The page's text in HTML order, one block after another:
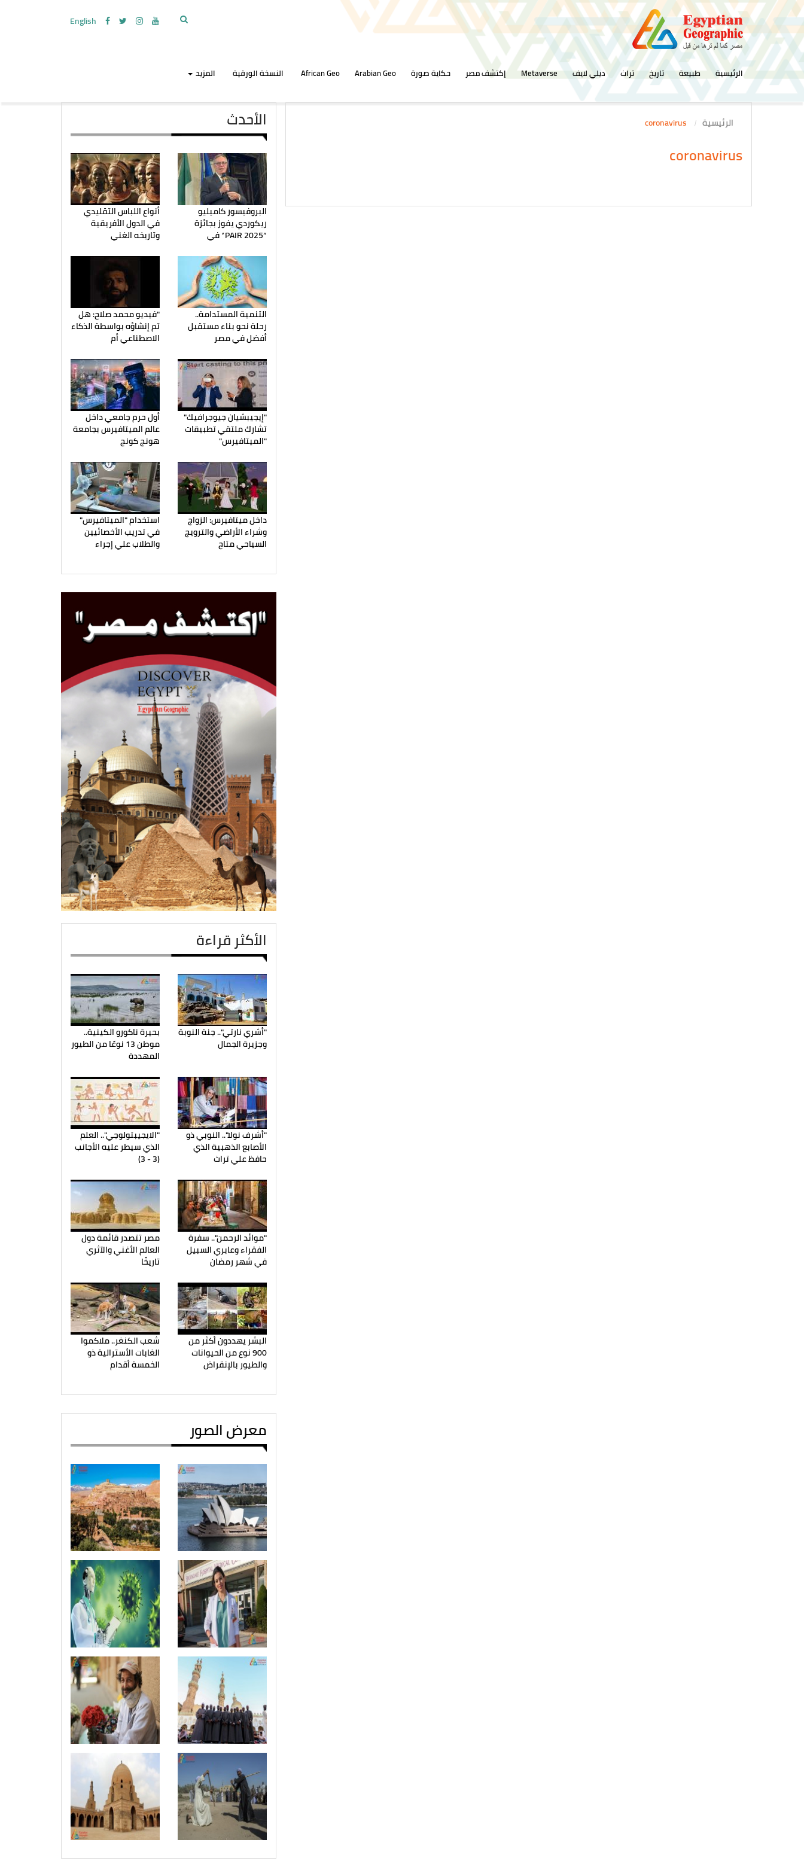
English
الرئيسية طبيعة تاريخ تراث ديلي لايف Metaverse إكتشف مصر حكاية صورة Arabian Geo
African Geo النسخة الورقية المزيد
الرئيسية
coronavirus
الأحدث
البروفيسور كاميليو
ريكوردي يفوز بجائزة
“PAIR 2025” في
أنواع اللباس التقليدي
في الدول الأفريقية
وتاريخه الغني
التنمية المستدامة..
رحلة نحو بناء مستقبل
أفضل في مصر
"فيديو محمد صلاح: هل
تم إنشاؤه بواسطة الذكاء
الاصطناعي أم
"إيجيبشيان جيوجرافيك"
تشارك ملتقي تطبيقات
"الميتافيرس"
أول حرم جامعي داخل
عالم الميتافيرس بجامعة
هونج كونج
داخل ميتافيرس: الزواج
وشراء الأراضي والترويج
السياحي متاح
استخدام "الميتافيرس"
في تدريب الأخصائيين
والطلاب علي إجراء
الأكثر قراءة
"أشري نارتي".. جنة النوبة
وجزيرة الجمال
بحيرة ناكورو الكينية..
موطن 13 نوعًا من الطيور
المهددة
"أشرف نولا".. النوبي ذو
الأصابع الذهبية الذي
حافظ علي تراث
"الايجيبتولوجي".. العلم
الذي سيطر عليه الأجانب
(3 - 3)
"موائد الرحمن".. سفرة
الفقراء وعابري السبيل
في شهر رمضان
مصر تتصدر قائمة دول
العالم الأغني والآثري
تاريخًا
البشر يهددون أكثر من
900 نوع من الحيوانات
والطيور بالإنقراض
شعب الكنغر.. ملاكموا
الغابات الأسترالية ذو
الخمسة أقدام
معرض الصور